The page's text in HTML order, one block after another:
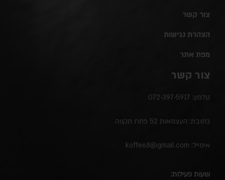
צור קשר
הצהרת נגישות
מפת אתר
צור קשר
טלפון: 072-397-5917
כתובת: העצמאות 52 פתח תקווה
אימייל: koffee8@gmail.com
שעות פעילות: